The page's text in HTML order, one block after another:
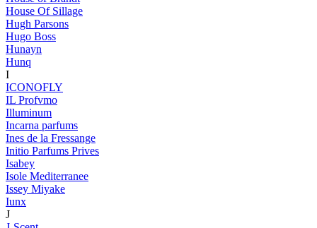
House Of Sillage
Hugh Parsons
Hugo Boss
Hunayn
Hunq
I
ICONOFLY
IL Profvmo
Illuminum
Incarna parfums
Ines de la Fressange
Initio Parfums Prives
Isabey
Isole Mediterranee
Issey Miyake
Iunx
J